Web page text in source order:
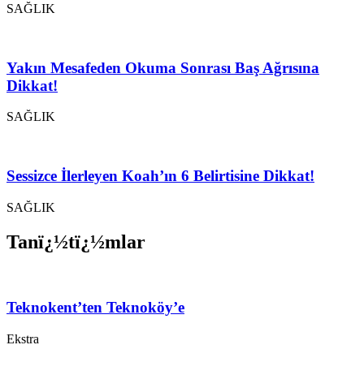
SAĞLIK
Yakın Mesafeden Okuma Sonrası Baş Ağrısına
Dikkat!
SAĞLIK
Sessizce İlerleyen Koah’ın 6 Belirtisine Dikkat!
SAĞLIK
Tanï¿½tï¿½mlar
Teknokent’ten Teknoköy’e
Ekstra